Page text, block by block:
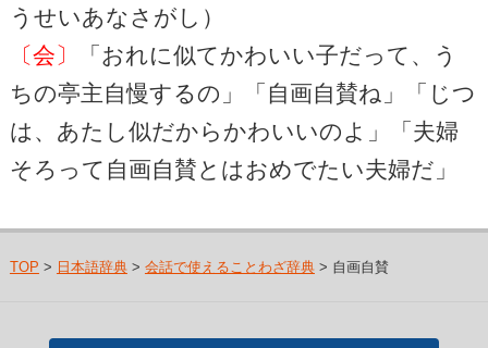
うせいあなさがし）
〔会〕
「おれに似てかわいい子だって、う
ちの亭主自慢するの」「自画自賛ね」「じつ
は、あたし似だからかわいいのよ」「夫婦
そろって自画自賛とはおめでたい夫婦だ」
TOP > 日本語辞典> 会話で使えることわざ辞典> 自画自賛